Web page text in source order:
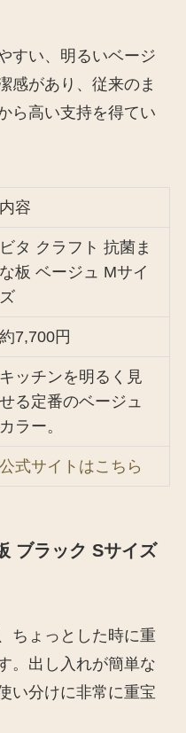
すい、明るいベージ
感があり、従来のま
ら高い支持を得てい
内容
ビタ クラフト 抗菌ま
な板 ベージュ Mサイ
ズ
約7,700円
キッチンを明るく見
せる定番のベージュ
カラー。
公式サイトはこちら
ブラック Sサイズ
ちょっとした時に重
。出し入れが簡単な
い分けに非常に重宝